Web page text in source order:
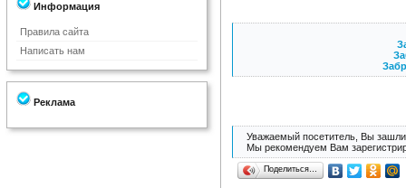
Информация
Правила сайта
Написать нам
Реклама
Уважаемый посетитель, Вы зашли
Мы рекомендуем Вам
Поделиться…